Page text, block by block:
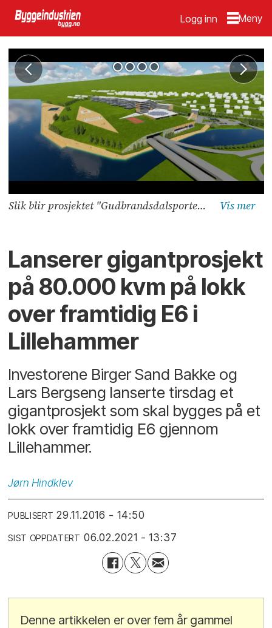
Logg inn
Slik blir prosjektet "Gudbrandsdalsporten - der byen møter vannet" presentert. Illustrasjon: Larkas Arkitekter
Lanserer gigantprosjekt
på 80.000 kvm på lokk
over framtidig E6 i
Lillehammer
Investorene Birger Sand Bakke og
Lars Bergseng lanserte tirsdag et
gigantprosjekt som skal bygges på et
lokk over framtidig E6 gjennom
Lillehammer.
Jørn Hindklev
PUBLISERT 29.11.2016 - 14:50
SIST OPPDATERT 06.02.2021 - 13:37
Denne artikkelen er over fem år gammel